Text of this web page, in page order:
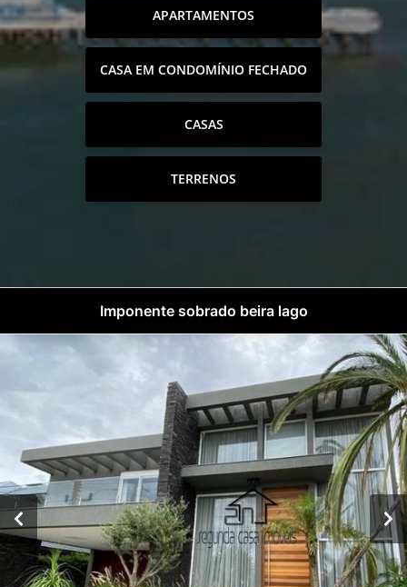
APARTAMENTOS
CASA EM CONDOMÍNIO FECHADO
CASAS
TERRENOS
Imponente sobrado beira lago